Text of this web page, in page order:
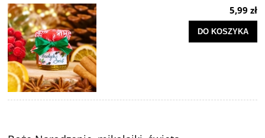
5,99 zł
DO KOSZYKA